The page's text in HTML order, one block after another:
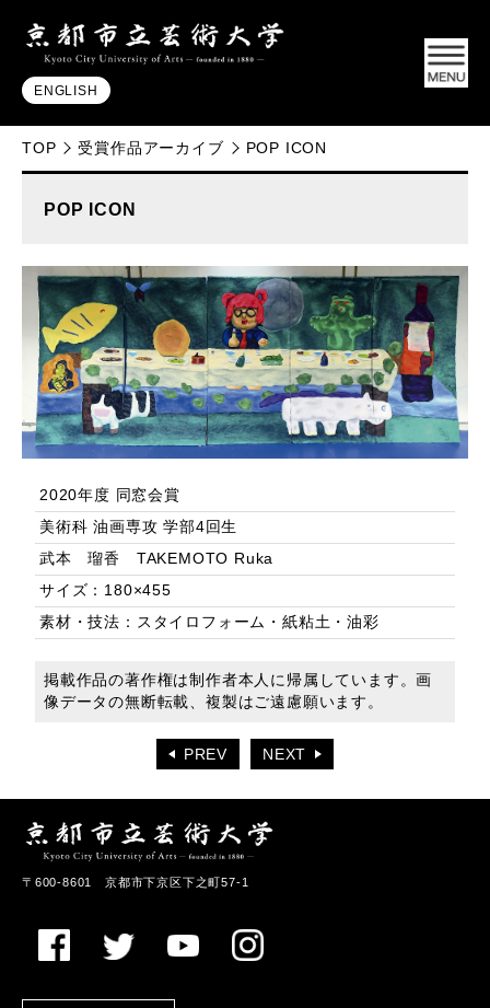
ENGLISH
TOP 受賞作品アーカイブ POP ICON
POP ICON
2020年度 同窓会賞
美術科 油画専攻 学部4回生
武本 瑠香 TAKEMOTO Ruka
サイズ：180×455
素材・技法：スタイロフォーム・紙粘土・油彩
掲載作品の著作権は制作者本人に帰属しています。画
像データの無断転載、複製はご遠慮願います。
PREV NEXT
〒600-8601 京都市下京区下之町57-1